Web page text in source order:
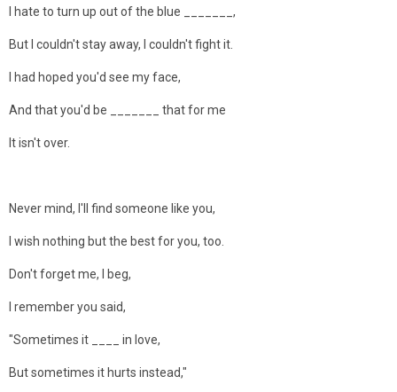
I hate to turn up out of the blue _______,
But I couldn't stay away, I couldn't fight it.
I had hoped you'd see my face,
And that you'd be _______ that for me
It isn't over.
Never mind, I'll find someone like you,
I wish nothing but the best for you, too.
Don't forget me, I beg,
I remember you said,
"Sometimes it ____ in love,
But sometimes it hurts instead,"